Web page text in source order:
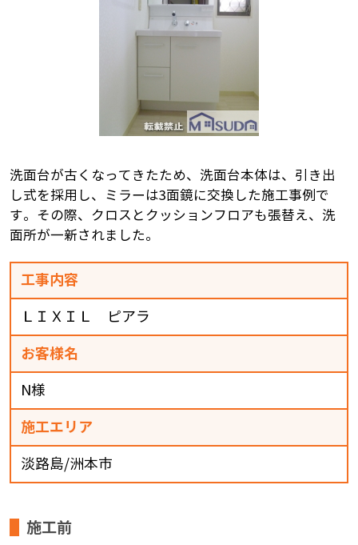
洗面台が古くなってきたため、洗面台本体は、引き出
し式を採用し、ミラーは3面鏡に交換した施工事例で
す。その際、クロスとクッションフロアも張替え、洗
面所が一新されました。
工事内容
ＬＩＸＩＬ ピアラ
お客様名
N様
施工エリア
淡路島/洲本市
施工前